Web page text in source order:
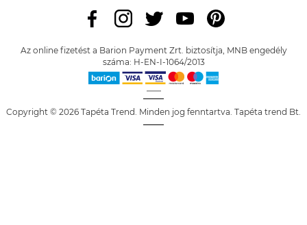
Az online fizetést a Barion Payment Zrt. biztosítja, MNB engedély
száma: H-EN-I-1064/2013
Copyright © 2026 Tapéta Trend. Minden jog fenntartva. Tapéta trend Bt.